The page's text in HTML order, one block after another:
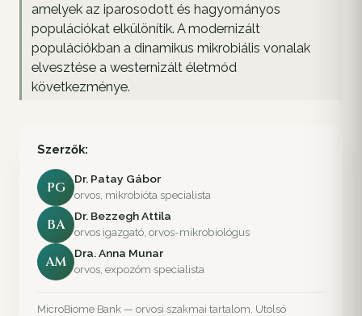
amelyek az iparosodott és hagyományos
populációkat elkülönítik. A modernizált
populációkban a dinamikus mikrobiális vonalak
elvesztése a westernizált életmód
következménye.
Szerzők:
PG
Dr. Patay Gábor
orvos, mikrobióta specialista
BA
Dr. Bezzegh Attila
orvos igazgató, orvos-mikrobiológus
AM
Dra. Anna Munar
orvos, expozóm specialista
MicroBiome Bank — orvosi szakmai tartalom. Utolsó